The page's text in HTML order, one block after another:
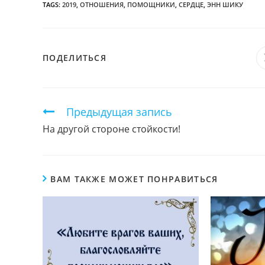
TAGS: 2019, ОТНОШЕНИЯ, ПОМОЩНИКИ, СЕРДЦЕ, ЭНН ШИКУ
ПОДЕЛИТЬСЯ
Продолжить
чтение
Предыдущая запись
На другой стороне стойкости!
ВАМ ТАКЖЕ МОЖЕТ ПОНРАВИТЬСЯ